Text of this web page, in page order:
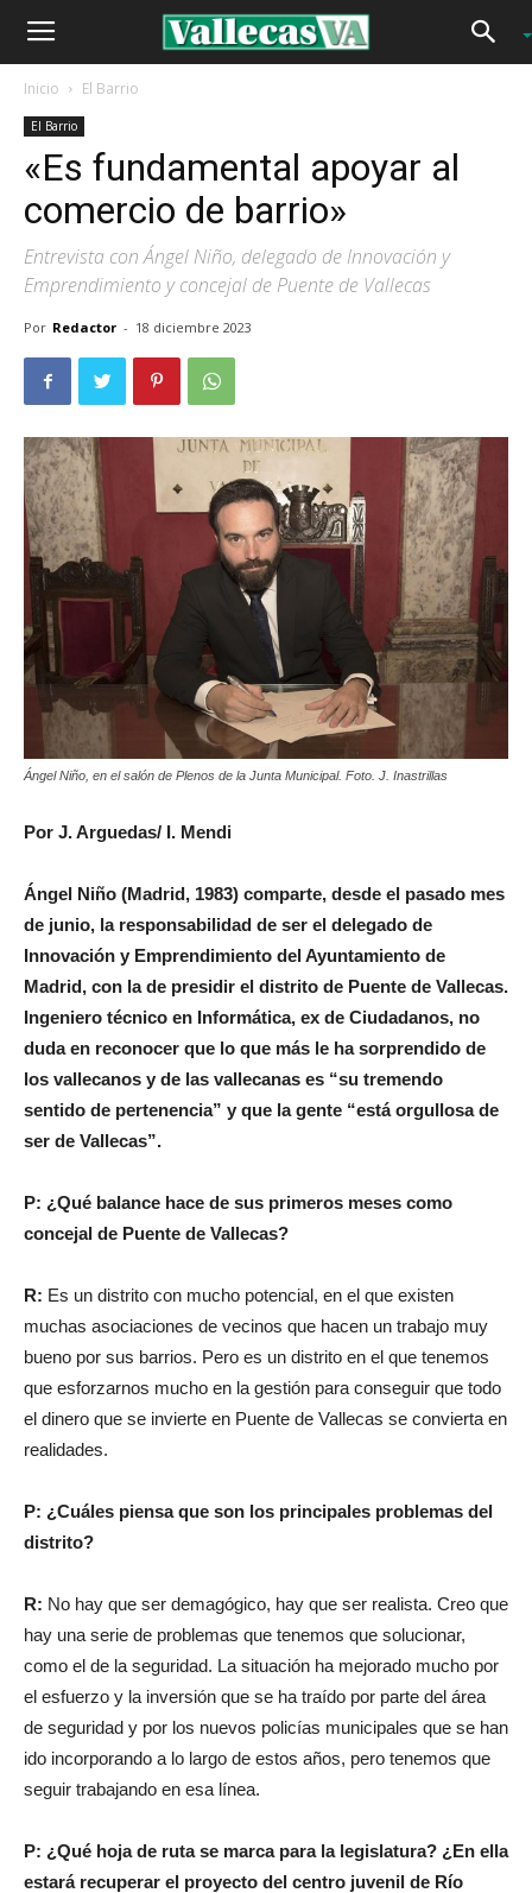
Inicio El Barrio
El Barrio
«Es fundamental apoyar al
comercio de barrio»
Entrevista con Ángel Niño, delegado de Innovación y
Emprendimiento y concejal de Puente de Vallecas
Por Redactor - 18 diciembre 2023
Ángel Niño, en el salón de Plenos de la Junta Municipal. Foto. J. Inastrillas
Por J. Arguedas/ I. Mendi
Ángel Niño (Madrid, 1983) comparte, desde el pasado mes
de junio, la responsabilidad de ser el delegado de
Innovación y Emprendimiento del Ayuntamiento de
Madrid, con la de presidir el distrito de Puente de Vallecas.
Ingeniero técnico en Informática, ex de Ciudadanos, no
duda en reconocer que lo que más le ha sorprendido de
los vallecanos y de las vallecanas es “su tremendo
sentido de pertenencia” y que la gente “está orgullosa de
ser de Vallecas”.
P: ¿Qué balance hace de sus primeros meses como
concejal de Puente de Vallecas?
R: Es un distrito con mucho potencial, en el que existen
muchas asociaciones de vecinos que hacen un trabajo muy
bueno por sus barrios. Pero es un distrito en el que tenemos
que esforzarnos mucho en la gestión para conseguir que todo
el dinero que se invierte en Puente de Vallecas se convierta en
realidades.
P: ¿Cuáles piensa que son los principales problemas del
distrito?
R: No hay que ser demagógico, hay que ser realista. Creo que
hay una serie de problemas que tenemos que solucionar,
como el de la seguridad. La situación ha mejorado mucho por
el esfuerzo y la inversión que se ha traído por parte del área
de seguridad y por los nuevos policías municipales que se han
ido incorporando a lo largo de estos años, pero tenemos que
seguir trabajando en esa línea.
P: ¿Qué hoja de ruta se marca para la legislatura? ¿En ella
estará recuperar el proyecto del centro juvenil de Río